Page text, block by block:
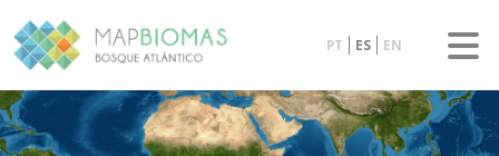
PT ES EN